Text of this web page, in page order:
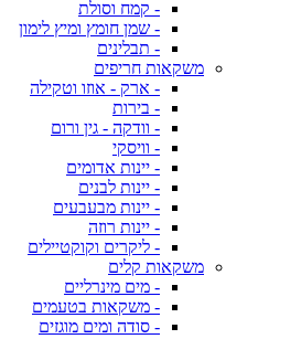
- קמח וסולת
- שמן חומץ ומיץ לימון
- תבלינים
משקאות חריפים
- ארק - אוזו וטקילה
- בירות
- וודקה - גין ורום
- וויסקי
- יינות אדומים
- יינות לבנים
- יינות מבעבעים
- יינות רוזה
- ליקרים וקוקטיילים
משקאות קלים
- מים מינרליים
- משקאות בטעמים
- סודה ומים מוגזים